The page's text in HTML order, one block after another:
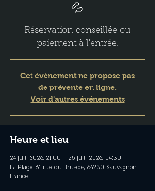
💦
Réservation conseillée ou
paiement à l'entrée.
Cet évènement ne propose pas
de prévente en ligne.
Voir d'autres événements
Heure et lieu
24 juil. 2026, 21:00 – 25 juil. 2026, 04:30
La Plage, 61 rue du Bruscos, 64230 Sauvagnon,
France